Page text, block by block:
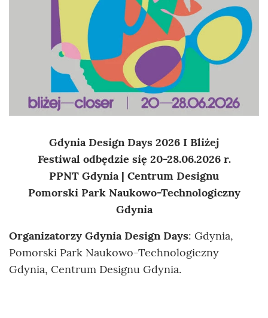
Gdynia Design Days 2026 I Bliżej
Festiwal odbędzie się 20-28.06.2026 r.
PPNT Gdynia | Centrum Designu
Pomorski Park Naukowo-Technologiczny
Gdynia
Organizatorzy Gdynia Design Days: Gdynia,
Pomorski Park Naukowo-Technologiczny
Gdynia, Centrum Designu Gdynia.